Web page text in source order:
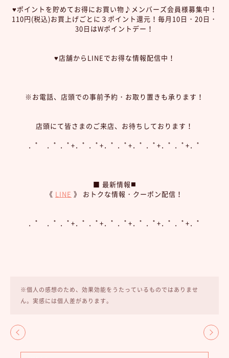
♥︎ポイントを貯めてお得にお買い物♪メンバーズ会員様募集中！
110円(税込)お買上げごとに３ポイント還元！毎月10日・20日・
30日はWポイントデー！
♥︎店舗からLINEでお得な情報配信中！
※お電話、店頭での事前予約・お取り置きも承ります！
店頭にて皆さまのご来店、お待ちしております！
．ﾟ ．ﾟ ．ﾟ+．ﾟ ．ﾟ+．ﾟ ．ﾟ+．ﾟ ．ﾟ+．ﾟ ．ﾟ+．ﾟ
■ 最新情報◼️
《 LINE 》 おトクな情報・クーポン配信！
．ﾟ ．ﾟ ．ﾟ+．ﾟ ．ﾟ+．ﾟ ．ﾟ+．ﾟ ．ﾟ+．ﾟ ．ﾟ+．ﾟ
※個人の感想のため、効果効能をうたっているものではありませ
ん。実感には個人差があります。